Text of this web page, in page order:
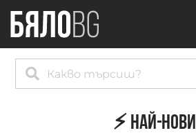
⚡️ Най-нови
Категории
Всички